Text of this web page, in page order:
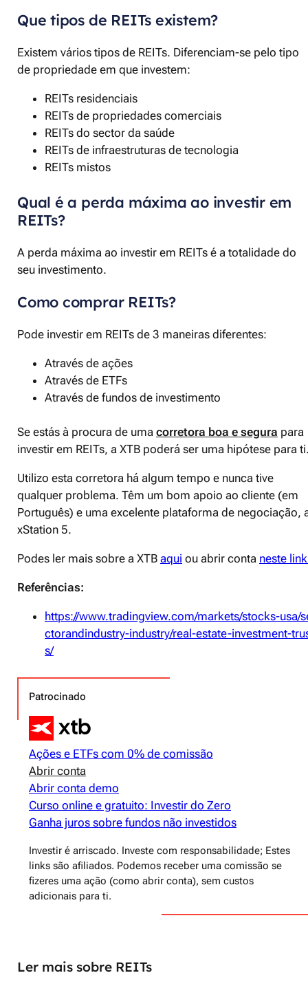
Que tipos de REITs existem?
Existem vários tipos de REITs. Diferenciam-se pelo tipo
de propriedade em que investem:
REITs residenciais
REITs de propriedades comerciais
REITs do sector da saúde
REITs de infraestruturas de tecnologia
REITs mistos
Qual é a perda máxima ao investir em
REITs?
A perda máxima ao investir em REITs é a totalidade do
seu investimento.
Como comprar REITs?
Pode investir em REITs de 3 maneiras diferentes:
Através de ações
Através de ETFs
Através de fundos de investimento
Se estás à procura de uma corretora boa e segura para
investir em REITs, a XTB poderá ser uma hipótese para
Utilizo esta corretora há algum tempo e nunca tive
qualquer problema. Têm um bom apoio ao cliente (em
Português) e uma excelente plataforma de negociação,
xStation 5.
Podes ler mais sobre a XTB aqui ou abrir conta neste link
Referências:
https://www.tradingview.com/markets/stocks-usa/
ctorandindustry-industry/real-estate-investment-
s/
Patrocinado
Ações e ETFs com 0% de comissão
Abrir conta
Abrir conta demo
Curso online e gratuito: Investir do Zero
Ganha juros sobre fundos não investidos
Investir é arriscado. Investe com responsabilidade; Estes
links são afiliados. Podemos receber uma comissão se
fizeres uma ação (como abrir conta), sem custos
adicionais para ti.
Ler mais sobre REITs